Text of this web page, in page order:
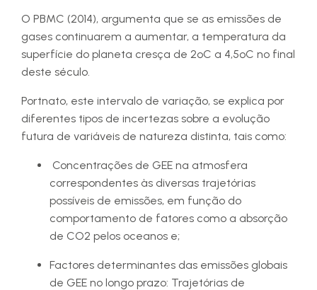
O PBMC (2014), argumenta que se as emissões de
gases continuarem a aumentar, a temperatura da
superfície do planeta cresça de 2ºC a 4,5ºC no final
deste século.
Portnato, este intervalo de variação, se explica por
diferentes tipos de incertezas sobre a evolução
futura de variáveis de natureza distinta, tais como:
Concentrações de GEE na atmosfera
correspondentes às diversas trajetórias
possíveis de emissões, em função do
comportamento de fatores como a absorção
de CO2 pelos oceanos e;
Factores determinantes das emissões globais
de GEE no longo prazo: Trajetórias de